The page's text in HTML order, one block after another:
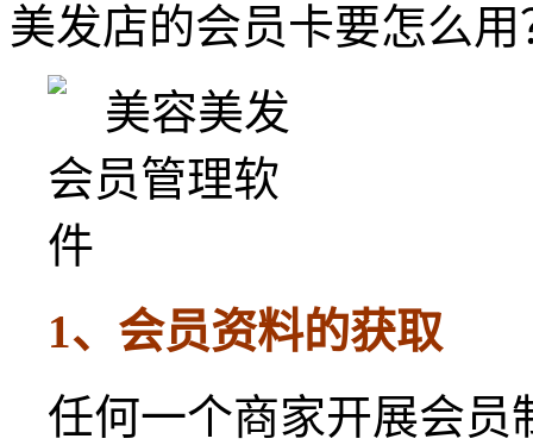
美发店的会员卡要怎么
1、会员资料的获取
任何一个商家开展会员